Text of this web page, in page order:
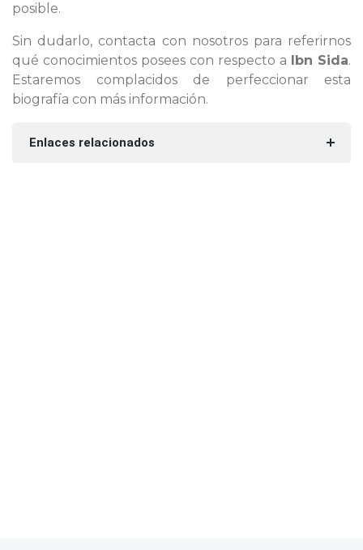
posible.
Sin dudarlo, contacta con nosotros para referirnos
qué conocimientos posees con respecto a Ibn Sida.
Estaremos complacidos de perfeccionar esta
biografía con más información.
Enlaces relacionados